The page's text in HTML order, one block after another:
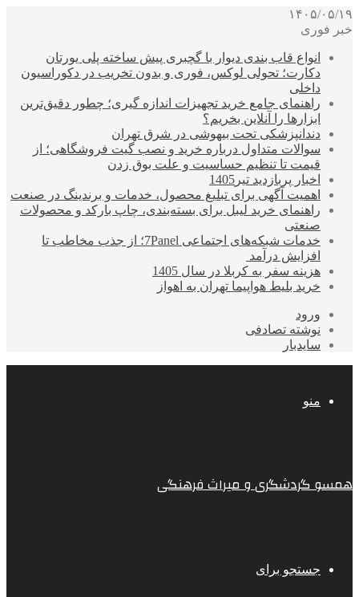
۱۴۰۵/۰۵/۱۹
خبر فوری
انواع قاب بندی دیوار با گچبری پیش ساخته پلی یورتان
دکارت؛ تحولی لوکس، فوری و بدون تخریب در دکوراسیون
داخلی
راهنمای جامع خرید تجهیزات اندازه گیری؛ چطور دقیق‌ترین
ابزارها را آنلاین بخریم؟
دندانپزشکی تحت بیهوشی در شرق تهران
سوالات متداول درباره خرید و نصب گیت فروشگاهی؛ از
قیمت تا تنظیم حساسیت و علت بوق زدن
اخبار پربازدید تیر1405
اهمیت آگهی برای تبلیغ محصول، خدمات و برندینگ در صنعت
راهنمای خرید لیبل برای بسته‌بندی، چاپ بارکد و محصولات
صنعتی
خدمات شبکه‌های اجتماعی 7Panel؛ از جذب مخاطب تا
افزایش درآمد
هزینه سفر به کربلا در سال 1405
خرید بلیط هواپیما تهران به اهواز
ورود
نوشته تصادفی
سایدبار
منو
همسو گردشگری و میراث فرهنگی
جستجو برای